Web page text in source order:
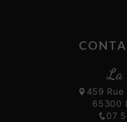
La
459 Rue
65300
07